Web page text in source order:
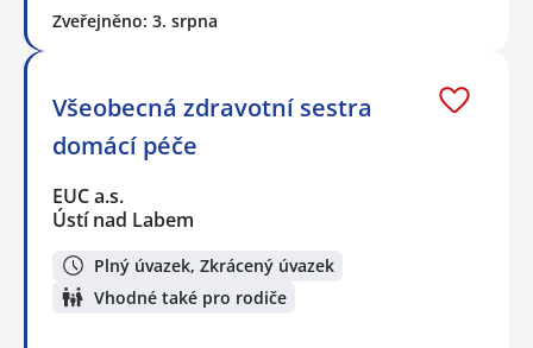
Zveřejněno: 3. srpna
Všeobecná zdravotní sestra
domácí péče
EUC a.s.
Ústí nad Labem
Plný úvazek, Zkrácený úvazek
Vhodné také pro rodiče